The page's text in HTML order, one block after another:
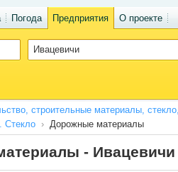
Погода Предприятия О проекте
строительные материалы,
Стекло
Дорожные материалы
- Ивацевичи